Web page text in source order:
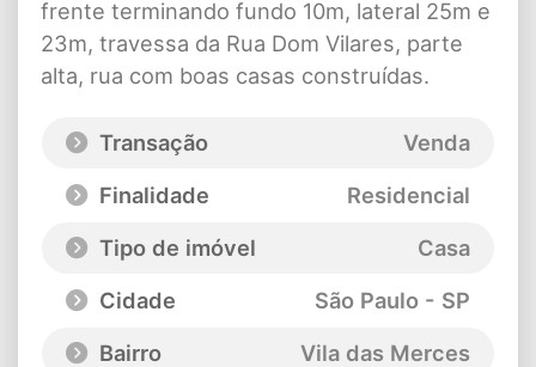
frente terminando fundo 10m, lateral 25m e
23m, travessa da Rua Dom Vilares, parte
alta, rua com boas casas construídas.
Transação
Venda
Finalidade
Residencial
Tipo de imóvel
Casa
Cidade
São Paulo - SP
Bairro
Vila das Merces